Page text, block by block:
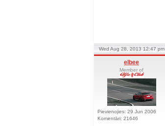
Wed Aug 28, 2013 12:47 pm
elbee
Member of
Pievienojies: 29 Jun 2006
Komentāri: 21646